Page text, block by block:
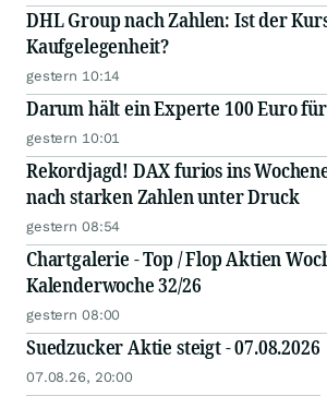
DHL Group nach Zahlen: Ist der
Kaufgelegenheit?
gestern 10:14
Darum hält ein Experte 100 Euro
gestern 10:01
Rekordjagd! DAX furios ins
nach starken Zahlen unter Druck
gestern 08:54
Chartgalerie - Top / Flop Aktien
Kalenderwoche 32/26
gestern 08:00
Suedzucker Aktie steigt - 07.08.2026
07.08.26, 20:00